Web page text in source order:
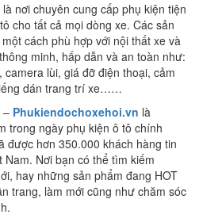
nơi chuyên cung cấp phụ kiện tiện
cho tất cả mọi dòng xe. Các sản
cách phù hợp với nội thất xe và
minh, hấp dẫn và an toàn như:
camera lùi, giá đỡ điện thoại, cảm
dán trang trí xe……
– Phukiendochoxehoi.vn là
trong ngày phụ kiện ô tô chính
được hơn 350.000 khách hàng tin
Nơi bạn có thể tìm kiếm
hay những sản phẩm đang HOT
trang, làm mới cũng như chăm sóc